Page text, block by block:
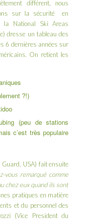
différent, nous
sur la sécurité en
la National Ski Areas
dresse un tableau des
6 dernières années sur
On retient les
?!)
(peu de stations
c’est très populaire
Guard, USA) fait ensuite
vous remarqué comme
chez eux quand ils sont
pratiques en matière
et du personnel des
(Vice President du